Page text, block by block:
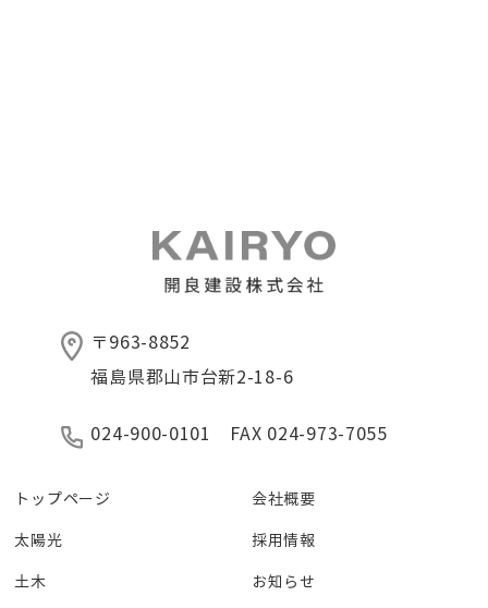
〒963-8852
福島県郡山市台新2-18-6
024-900-0101 FAX 024-973-7055
トップページ
太陽光
土木
会社概要
採用情報
お知らせ